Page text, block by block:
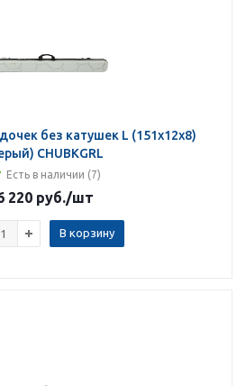
без катушек L (151х12х8)
CHUBKGRL
Есть в наличии (7)
220 руб./шт
В корзину